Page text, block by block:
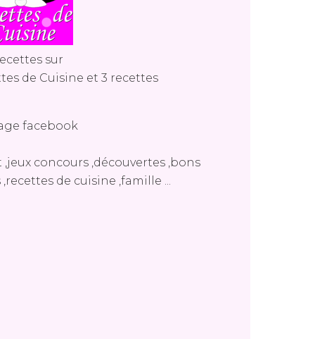
sur
de Cuisine et 3 recettes
facebook